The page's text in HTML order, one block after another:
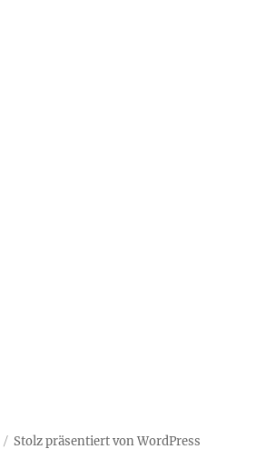
Stolz präsentiert von WordPress